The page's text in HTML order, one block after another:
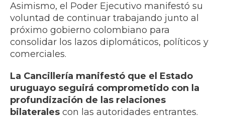
Asimismo, el Poder Ejecutivo manifestó su
voluntad de continuar trabajando junto al
próximo gobierno colombiano para
consolidar los lazos diplomáticos, políticos y
comerciales.
La Cancillería manifestó que el Estado
uruguayo seguirá comprometido con la
profundización de las relaciones
bilaterales con las autoridades entrantes.